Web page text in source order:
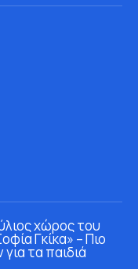
χώρος του
Γκίκα» – Πιο
τα παιδιά